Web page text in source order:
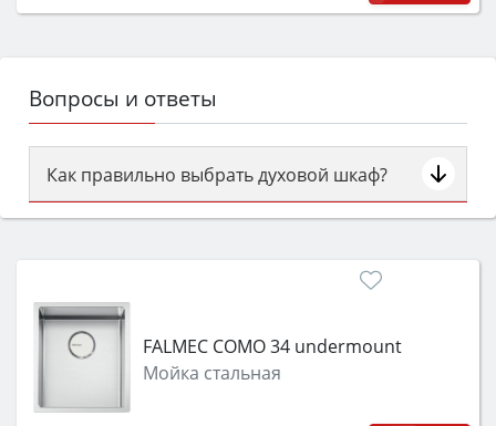
Вопросы и ответы
Как правильно выбрать духовой шкаф?
Сначала определитесь с типом (газовый или
затем смотрите на объём 50–70 л для семьи,
класс энергопотребления не ниже A и нужные
функции (конвекция, гриль, самоочистка,
защита от детей).FALMEC COMO 34 undermount
Мойка стальная